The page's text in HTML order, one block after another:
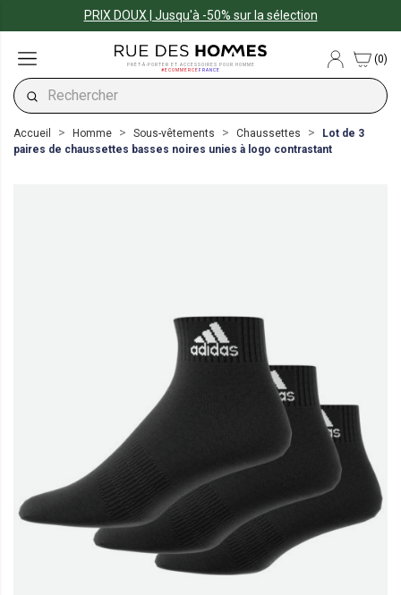
PRIX DOUX | Jusqu'à -50% sur la sélection
PRÊT-À-PORTER ET ACCESSOIRES POUR HOMME
#ECOMMERCEFRANCE
(0)
Accueil Homme Sous-vêtements Chaussettes
Lot de 3
paires de chaussettes basses noires unies à logo contrastant